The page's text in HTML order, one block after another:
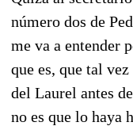
número dos de
me va a entender
que es, que tal
del Laurel antes
no es que lo haya